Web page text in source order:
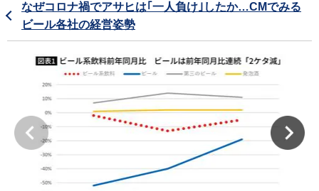
なぜコロナ禍でアサヒは｢一人負け｣したか…CMでみる
ビール各社の経営姿勢